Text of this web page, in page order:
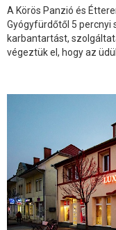
A Körös Panzió és
Gyógyfürdőtől 5
karbantartást,
végeztük el, hogy az